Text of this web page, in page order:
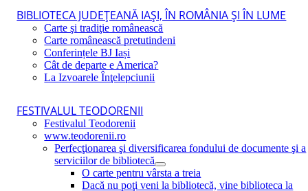
BIBLIOTECA JUDEŢEANĂ IAŞI, ÎN ROMÂNIA ŞI ÎN LUME
Carte şi tradiţie românească
Carte românească pretutindeni
Conferințele BJ Iași
Cât de departe e America?
La Izvoarele Înţelepciunii
FESTIVALUL TEODORENII
Festivalul Teodorenii
www.teodorenii.ro
Perfecţionarea şi diversificarea fondului de documente şi a
serviciilor de bibliotecă
O carte pentru vârsta a treia
Dacă nu poţi veni la bibliotecă, vine biblioteca la